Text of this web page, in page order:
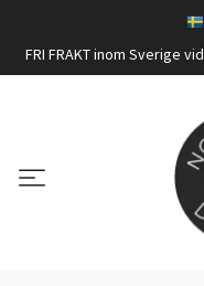
FRI FRAKT inom Sverige